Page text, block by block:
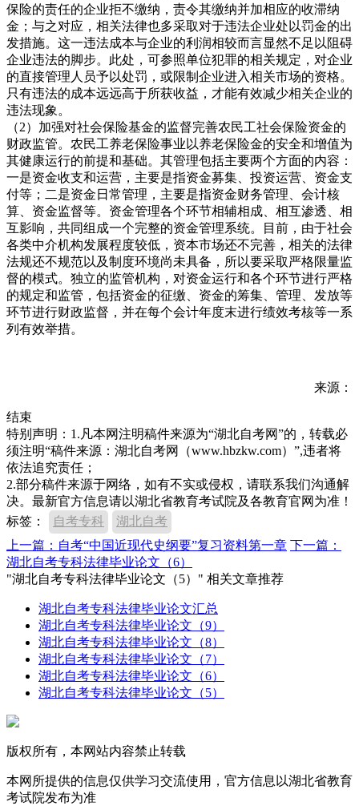
保险的责任的企业拒不缴纳，责令其缴纳并加相应的收滞纳
金；与之对应，相关法律也多采取对于违法企业处以罚金的出
发措施。这一违法成本与企业的利润相较而言显然不足以阻碍
企业违法的脚步。此处，可参照单位犯罪的相关规定，对企业
的直接管理人员予以处罚，或限制企业进入相关市场的资格。
只有违法的成本远远高于所获收益，才能有效减少相关企业的
违法现象。
（2）加强对社会保险基金的监督完善农民工社会保险资金的
财政监管。农民工养老保险事业以养老保险金的安全和增值为
其健康运行的前提和基础。其管理包括主要两个方面的内容：
一是资金收支和运营，主要是指资金募集、投资运营、资金支
付等；二是资金日常管理，主要是指资金财务管理、会计核
算、资金监督等。资金管理各个环节相辅相成、相互渗透、相
互影响，共同组成一个完整的资金管理系统。目前，由于社会
各类中介机构发展程度较低，资本市场还不完善，相关的法律
法规还不规范以及制度环境尚未具备，所以要采取严格限量监
督的模式。独立的监管机构，对资金运行和各个环节进行严格
的规定和监管，包括资金的征缴、资金的筹集、管理、发放等
环节进行财政监督，并在每个会计年度末进行绩效考核等一系
列有效举措。
来源：
结束
特别声明：1.凡本网注明稿件来源为“湖北自考网”的，转载必
须注明“稿件来源：湖北自考网（www.hbzkw.com）”,违者将
依法追究责任；
2.部分稿件来源于网络，如有不实或侵权，请联系我们沟通解
决。最新官方信息请以湖北省教育考试院及各教育官网为准！
标签：
自考专科
湖北自考
上一篇：自考“中国近现代史纲要”复习资料第一章 下一篇：
湖北自考专科法律毕业论文（6）
"湖北自考专科法律毕业论文（5）" 相关文章推荐
湖北自考专科法律毕业论文汇总
湖北自考专科法律毕业论文（9）
湖北自考专科法律毕业论文（8）
湖北自考专科法律毕业论文（7）
湖北自考专科法律毕业论文（6）
湖北自考专科法律毕业论文（5）
版权所有，本网站内容禁止转载
本网所提供的信息仅供学习交流使用，官方信息以湖北省教育
考试院发布为准